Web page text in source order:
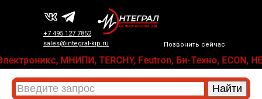
Позвонить сейчас
+7 495 127 7852
sales@integral-kip.ru
МНИПИ, TERCHY, Feutron, Би-Техно, ECON,